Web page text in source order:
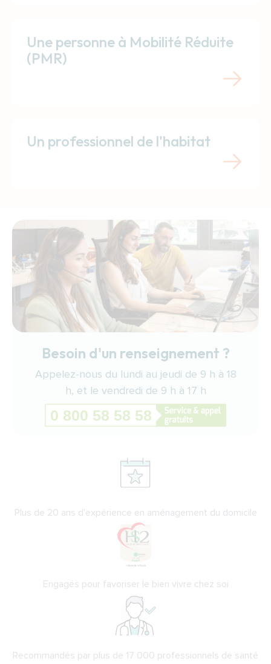
Une personne à Mobilité Réduite
(PMR)
Un professionnel de l'habitat
Besoin d'un renseignement ?
Appelez-nous du lundi au jeudi de 9 h à 18
h, et le vendredi de 9 h à 17 h
Plus de 20 ans d'expérience en aménagement du domicile
Engagés pour favoriser le bien vivre chez soi
Recommandés par plus de 17 000 professionnels de santé